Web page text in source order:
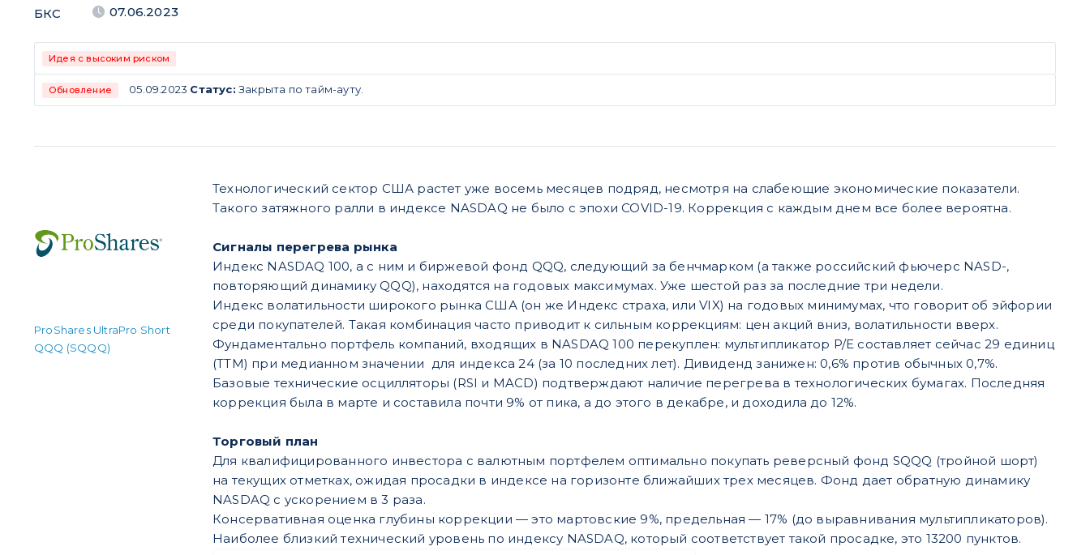
БКС 07.06.2023
Идея с высоким риском
Обновление 05.09.2023 Статус: Закрыта по тайм-ауту.
ProShares UltraPro Short
QQQ (SQQQ)
Технологический сектор США растет уже восемь месяцев подряд, несмотря на слабеющие экономические показатели.
Такого затяжного ралли в индексе NASDAQ не было с эпохи COVID-19. Коррекция с каждым днем все более вероятна.
Сигналы перегрева рынка
Индекс NASDAQ 100, а с ним и биржевой фонд QQQ, следующий за бенчмарком (а также российский фьючерс NASD-,
повторяющий динамику QQQ), находятся на годовых максимумах. Уже шестой раз за последние три недели.
Индекс волатильности широкого рынка США (он же Индекс страха, или VIX) на годовых минимумах, что говорит об эйфории
среди покупателей. Такая комбинация часто приводит к сильным коррекциям: цен акций вниз, волатильности вверх.
Фундаментально портфель компаний, входящих в NASDAQ 100 перекуплен: мультипликатор P/E составляет сейчас 29 единиц
(TTM) при медианном значении для индекса 24 (за 10 последних лет). Дивиденд занижен: 0,6% против обычных 0,7%.
Базовые технические осцилляторы (RSI и MACD) подтверждают наличие перегрева в технологических бумагах. Последняя
коррекция была в марте и составила почти 9% от пика, а до этого в декабре, и доходила до 12%.
Торговый план
Для квалифицированного инвестора с валютным портфелем оптимально покупать реверсный фонд SQQQ (тройной шорт)
на текущих отметках, ожидая просадки в индексе на горизонте ближайших трех месяцев. Фонд дает обратную динамику
NASDAQ с ускорением в 3 раза.
Консервативная оценка глубины коррекции — это мартовские 9%, предельная — 17% (до выравнивания мультипликаторов).
Наиболее близкий технический уровень по индексу NASDAQ, который соответствует такой просадке, это 13200 пунктов.